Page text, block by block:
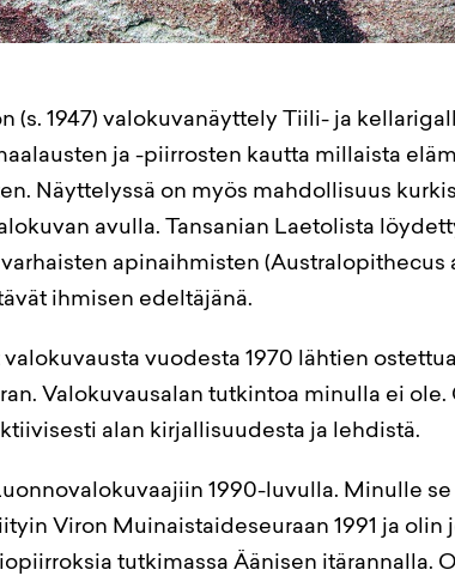
(s. 1947) valokuvanäyttely Tiili- ja
ja -piirrosten kautta millaista
Näyttelyssä on myös mahdollisuus
avulla. Tansanian Laetolista
apinaihmisten (Australopithecus
ihmisen edeltäjänä.
vuodesta 1970 lähtien
Valokuvausalan tutkintoa minulla ei
alan kirjallisuudesta ja lehdistä.
1990-luvulla. Minulle
Viron Muinaistaideseuraan 1991 ja olin
tutkimassa Äänisen itärannalla.